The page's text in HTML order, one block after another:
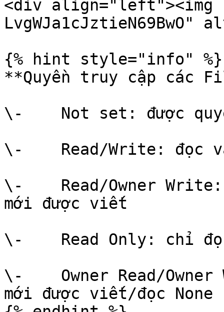
<div
LvgWJa1cJztieN69BwO"
{% hint style="info" %}
**Quyền truy cập các
\-    Not set: được
\-    Read/Write: đọc
\-    Read/Owner
mới được viết
\-    Read Only: chỉ
\-    Owner Read/
mới được viết/đọc